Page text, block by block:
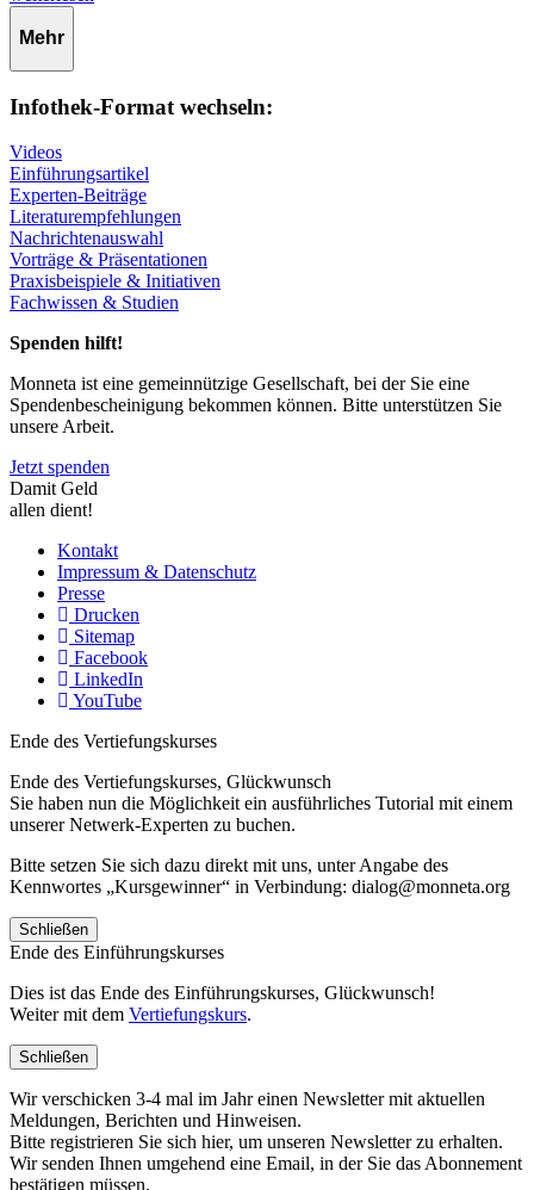
Mehr
Infothek-Format wechseln:
Videos
Einführungsartikel
Experten-Beiträge
Literaturempfehlungen
Nachrichtenauswahl
Vorträge & Präsentationen
Praxisbeispiele & Initiativen
Fachwissen & Studien
Spenden hilft!
Monneta ist eine gemeinnützige Gesellschaft, bei der Sie eine
Spendenbescheinigung bekommen können. Bitte unterstützen Sie
unsere Arbeit.
Jetzt spenden
Damit Geld
allen dient!
Kontakt
Impressum & Datenschutz
Presse
Drucken
Sitemap
Facebook
LinkedIn
YouTube
Ende des Vertiefungskurses
Ende des Vertiefungskurses, Glückwunsch
Sie haben nun die Möglichkeit ein ausführliches Tutorial mit einem
unserer Netwerk-Experten zu buchen.
Bitte setzen Sie sich dazu direkt mit uns, unter Angabe des
Kennwortes „Kursgewinner“ in Verbindung: dialog@monneta.org
Schließen
Ende des Einführungskurses
Dies ist das Ende des Einführungskurses, Glückwunsch!
Weiter mit dem Vertiefungskurs.
Schließen
Wir verschicken 3-4 mal im Jahr einen Newsletter mit aktuellen
Meldungen, Berichten und Hinweisen.
Bitte registrieren Sie sich hier, um unseren Newsletter zu erhalten.
Wir senden Ihnen umgehend eine Email, in der Sie das Abonnement
bestätigen müssen.